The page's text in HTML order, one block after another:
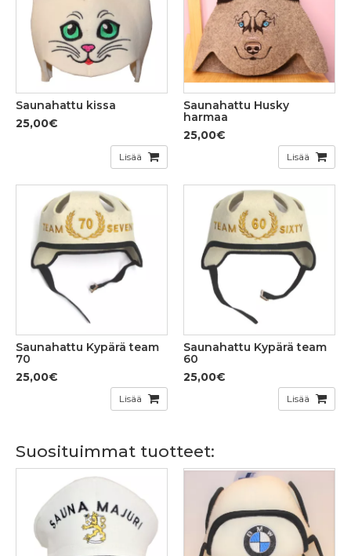
Saunahattu kissa
25,00€
Lisää
Saunahattu Husky
harmaa
25,00€
Lisää
Saunahattu Kypärä team
70
25,00€
Lisää
Saunahattu Kypärä team
60
25,00€
Lisää
Suosituimmat tuotteet: